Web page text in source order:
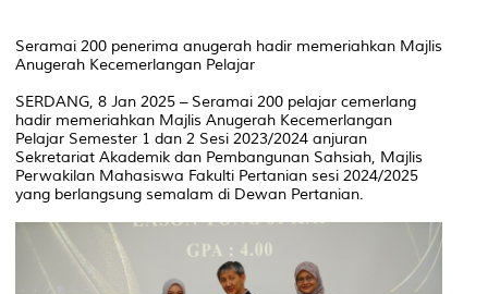
Seramai 200 penerima anugerah hadir memeriahkan Majlis
Anugerah Kecemerlangan Pelajar
SERDANG, 8 Jan 2025 – Seramai 200 pelajar cemerlang
hadir memeriahkan Majlis Anugerah Kecemerlangan
Pelajar Semester 1 dan 2 Sesi 2023/2024 anjuran
Sekretariat Akademik dan Pembangunan Sahsiah, Majlis
Perwakilan Mahasiswa Fakulti Pertanian sesi 2024/2025
yang berlangsung semalam di Dewan Pertanian.